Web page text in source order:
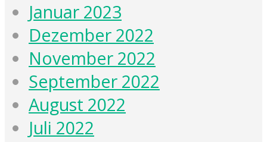
Januar 2023
Dezember 2022
November 2022
September 2022
August 2022
Juli 2022